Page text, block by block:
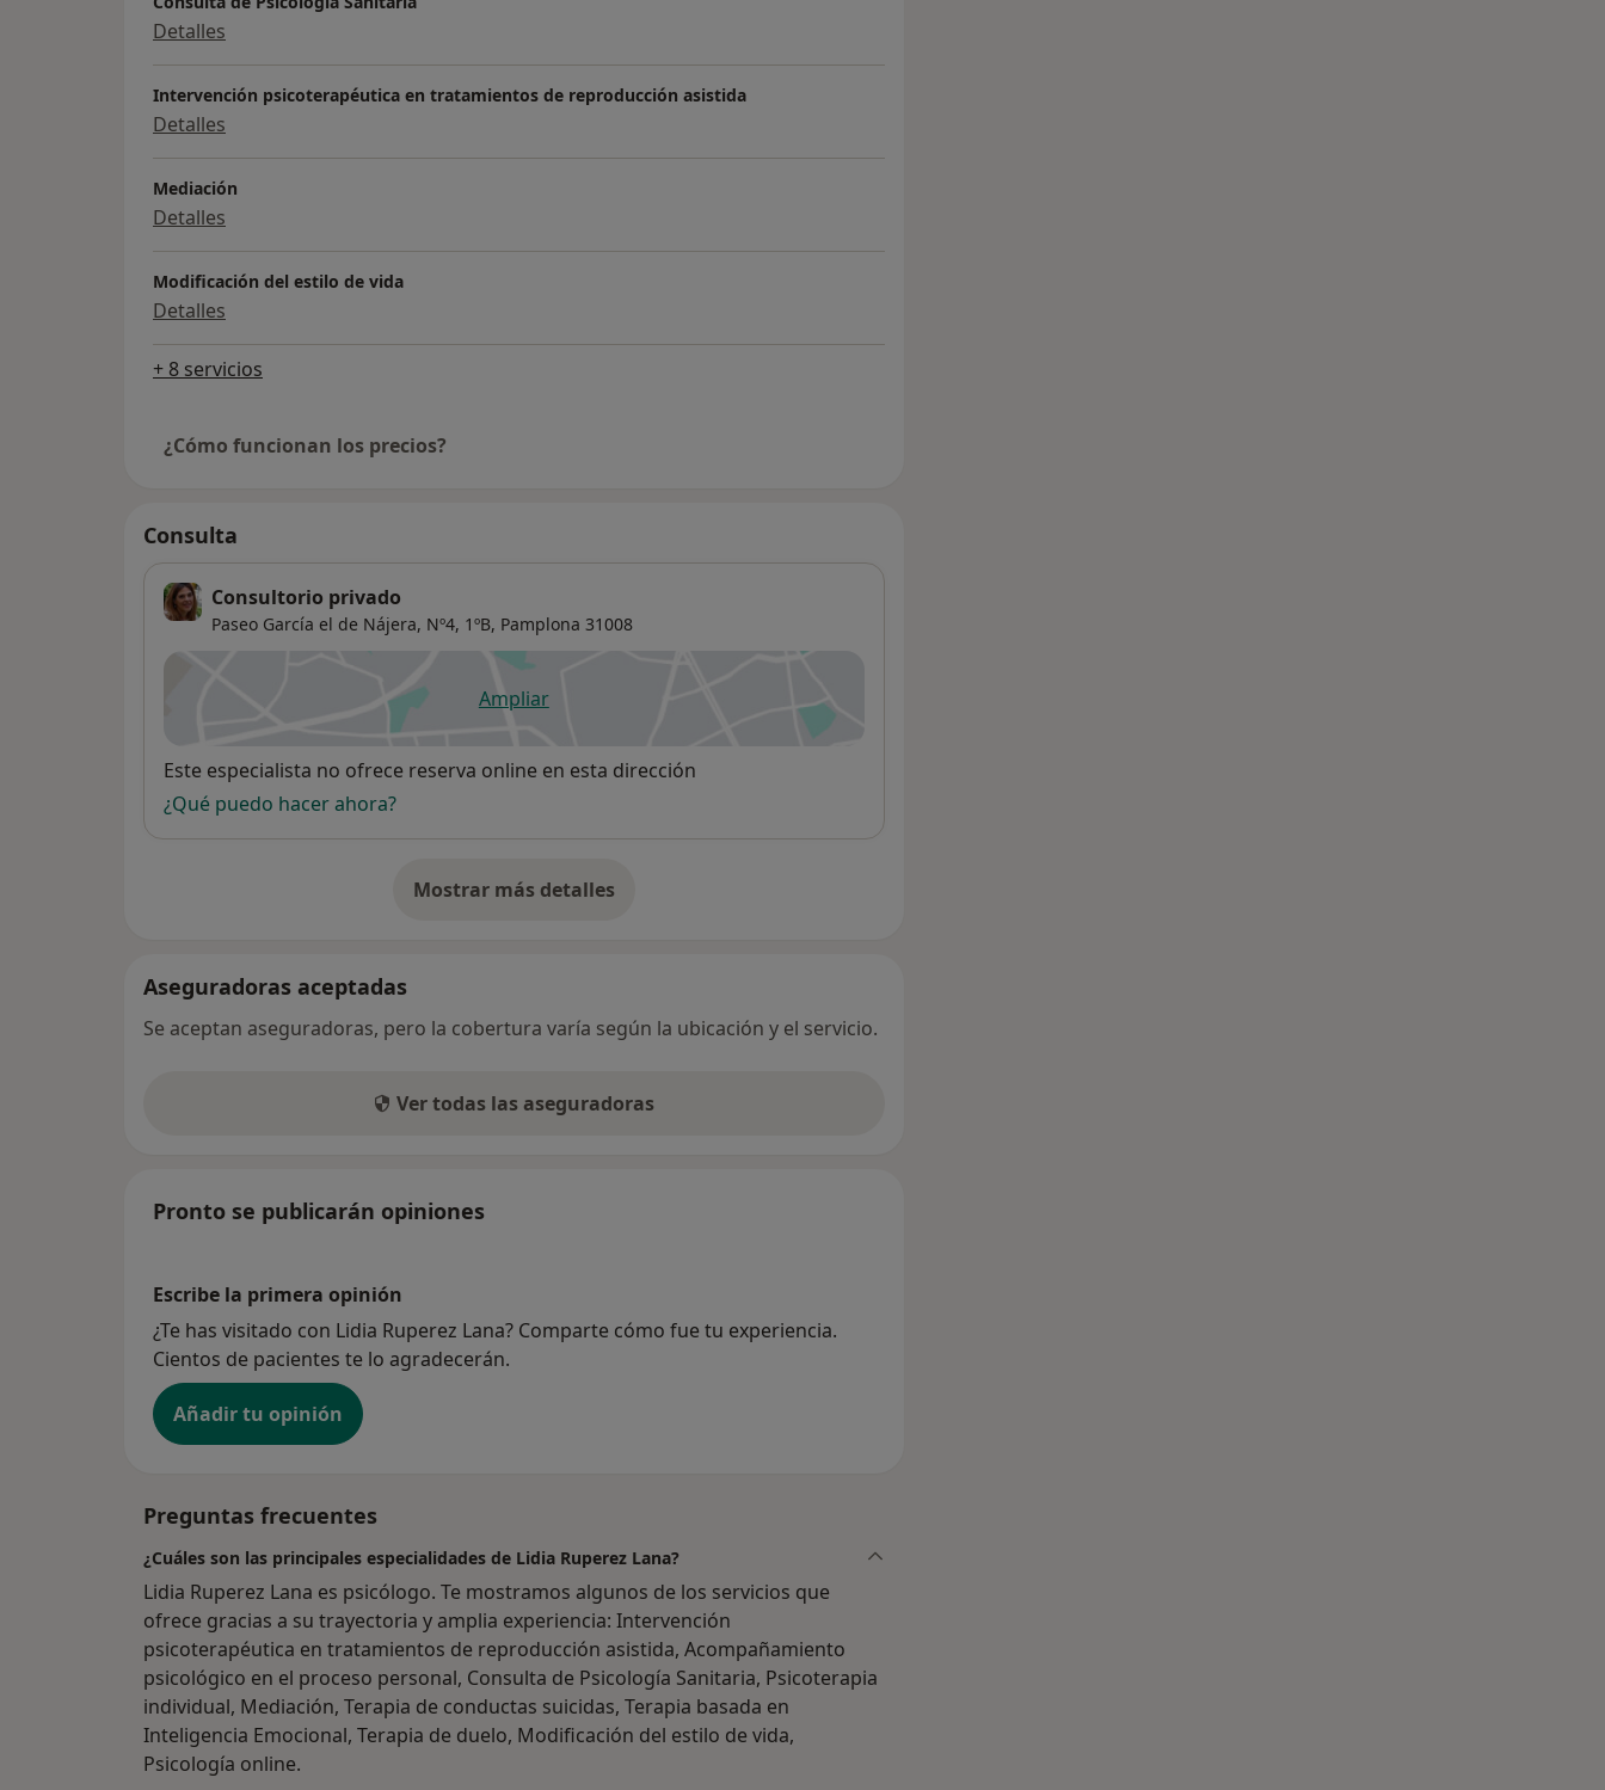
Detalles
Intervención psicoterapéutica en tratamientos de reproducción asistida
Detalles
Mediación
Detalles
Modificación del estilo de vida
Detalles
+ 8 servicios
¿Cómo funcionan los precios?
Consulta
Consultorio privado
Paseo García el de Nájera, Nº4, 1ºB, Pamplona 31008
Ampliarse abre en una nueva pestaña
Disponibilidad
Este especialista no ofrece reserva online en esta dirección
¿Qué puedo hacer ahora?
Mostrar más detalles
sobre la dirección
Aseguradoras aceptadas
Se aceptan aseguradoras, pero la cobertura varía según la ubicación y el servicio.
Ver todas las aseguradoras
Pronto se publicarán opiniones
Escribe la primera opinión
¿Te has visitado con Lidia Ruperez Lana? Comparte cómo fue tu experiencia.
Cientos de pacientes te lo agradecerán.
Añadir tu opinión
Preguntas frecuentes
¿Cuáles son las principales especialidades de Lidia Ruperez Lana?
Lidia Ruperez Lana es psicólogo. Te mostramos algunos de los servicios que
ofrece gracias a su trayectoria y amplia experiencia: Intervención
psicoterapéutica en tratamientos de reproducción asistida, Acompañamiento
psicológico en el proceso personal, Consulta de Psicología Sanitaria, Psicoterapia
individual, Mediación, Terapia de conductas suicidas, Terapia basada en
Inteligencia Emocional, Terapia de duelo, Modificación del estilo de vida,
Psicología online.